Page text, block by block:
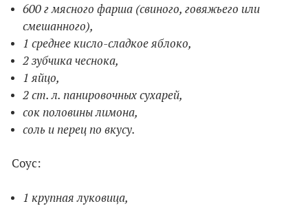
600 г мясного фарша (свиного, говяжьего или
смешанного),
1 среднее кисло-сладкое яблоко,
2 зубчика чеснока,
1 яйцо,
2 ст. л. панировочных сухарей,
сок половины лимона,
соль и перец по вкусу.
Соус:
1 крупная луковица,